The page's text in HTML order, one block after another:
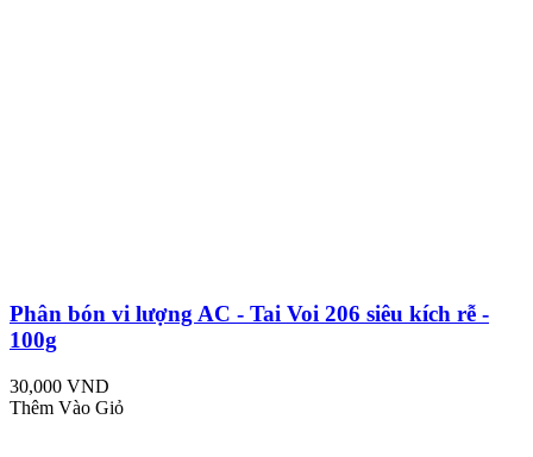
Phân bón vi lượng AC - Tai Voi 206 siêu kích rễ -
100g
30,000 VND
Thêm Vào Giỏ